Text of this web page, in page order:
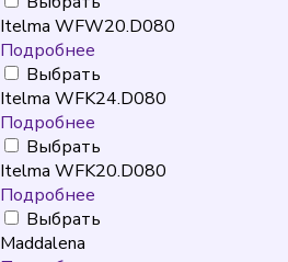
Itelma WFW20.D080
Подробнее
Выбрать
Itelma WFK24.D080
Подробнее
Выбрать
Itelma WFK20.D080
Подробнее
Выбрать
Maddalena